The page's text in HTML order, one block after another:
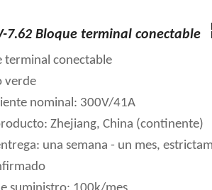
7.62 Bloque terminal conectable
terminal conectable
verde
nominal: 300V/41A
Zhejiang, China (continente)
una semana - un mes,